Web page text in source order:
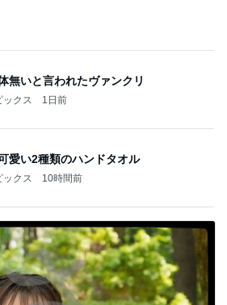
愛い2種類のハンドタオル
クス 10時間前